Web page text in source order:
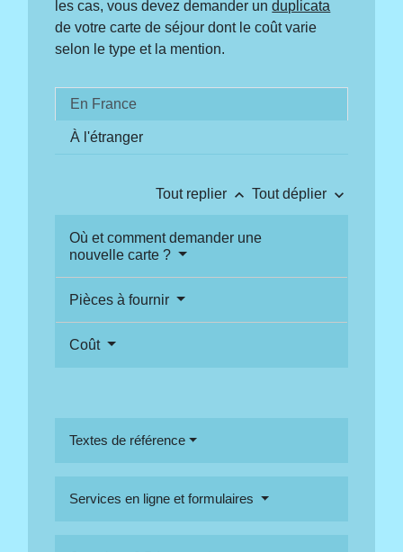
les cas, vous devez demander unduplicata
de votre carte de séjour dont le coût varie
selon le type et la mention.
En France
À l'étranger
Tout replier keyboard_arrow_up Tout déplier keyboard_arrow_down
Où et comment demander une
nouvelle carte ?
Pièces à fournir
Coût
Textes de référence
Services en ligne et formulaires